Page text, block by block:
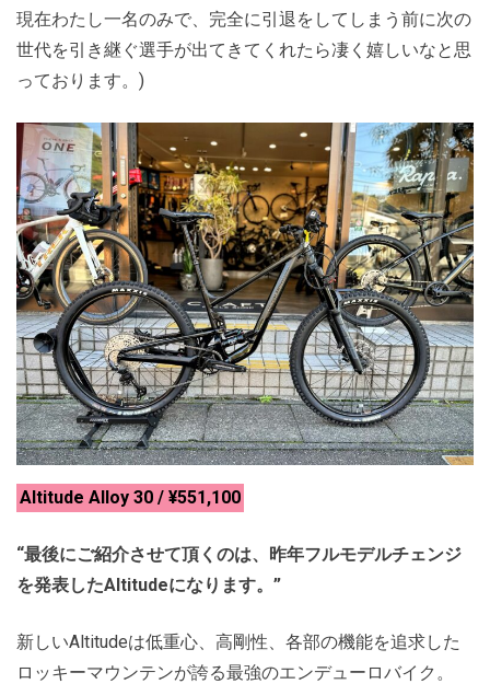
現在わたし一名のみで、完全に引退をしてしまう前に次の
世代を引き継ぐ選手が出てきてくれたら凄く嬉しいなと思
っております。)
Altitude Alloy 30 / ¥551,100
“最後にご紹介させて頂くのは、昨年フルモデルチェンジ
を発表したAltitudeになります。”
新しいAltitudeは低重心、高剛性、各部の機能を追求した
ロッキーマウンテンが誇る最強のエンデューロバイク。